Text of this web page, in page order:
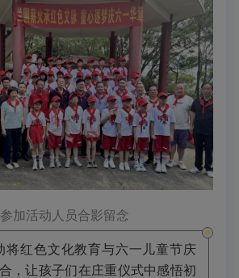
加活动人员合影留念
将红色文化教育与六一儿童节庆
，让孩子们在庄重仪式中感悟初